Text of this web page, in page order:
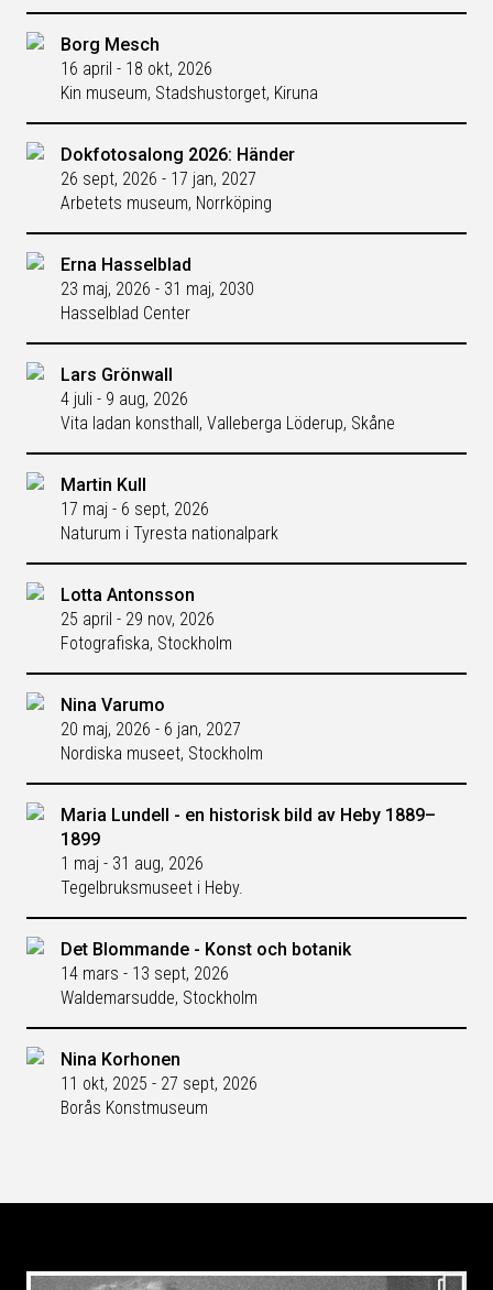
Borg Mesch
16 april - 18 okt, 2026
Kin museum, Stadshustorget, Kiruna
Dokfotosalong 2026: Händer
26 sept, 2026 - 17 jan, 2027
Arbetets museum, Norrköping
Erna Hasselblad
23 maj, 2026 - 31 maj, 2030
Hasselblad Center
Lars Grönwall
4 juli - 9 aug, 2026
Vita ladan konsthall, Valleberga Löderup, Skåne
Martin Kull
17 maj - 6 sept, 2026
Naturum i Tyresta nationalpark
Lotta Antonsson
25 april - 29 nov, 2026
Fotografiska, Stockholm
Nina Varumo
20 maj, 2026 - 6 jan, 2027
Nordiska museet, Stockholm
Maria Lundell - en historisk bild av Heby 1889–
1899
1 maj - 31 aug, 2026
Tegelbruksmuseet i Heby.
Det Blommande - Konst och botanik
14 mars - 13 sept, 2026
Waldemarsudde, Stockholm
Nina Korhonen
11 okt, 2025 - 27 sept, 2026
Borås Konstmuseum